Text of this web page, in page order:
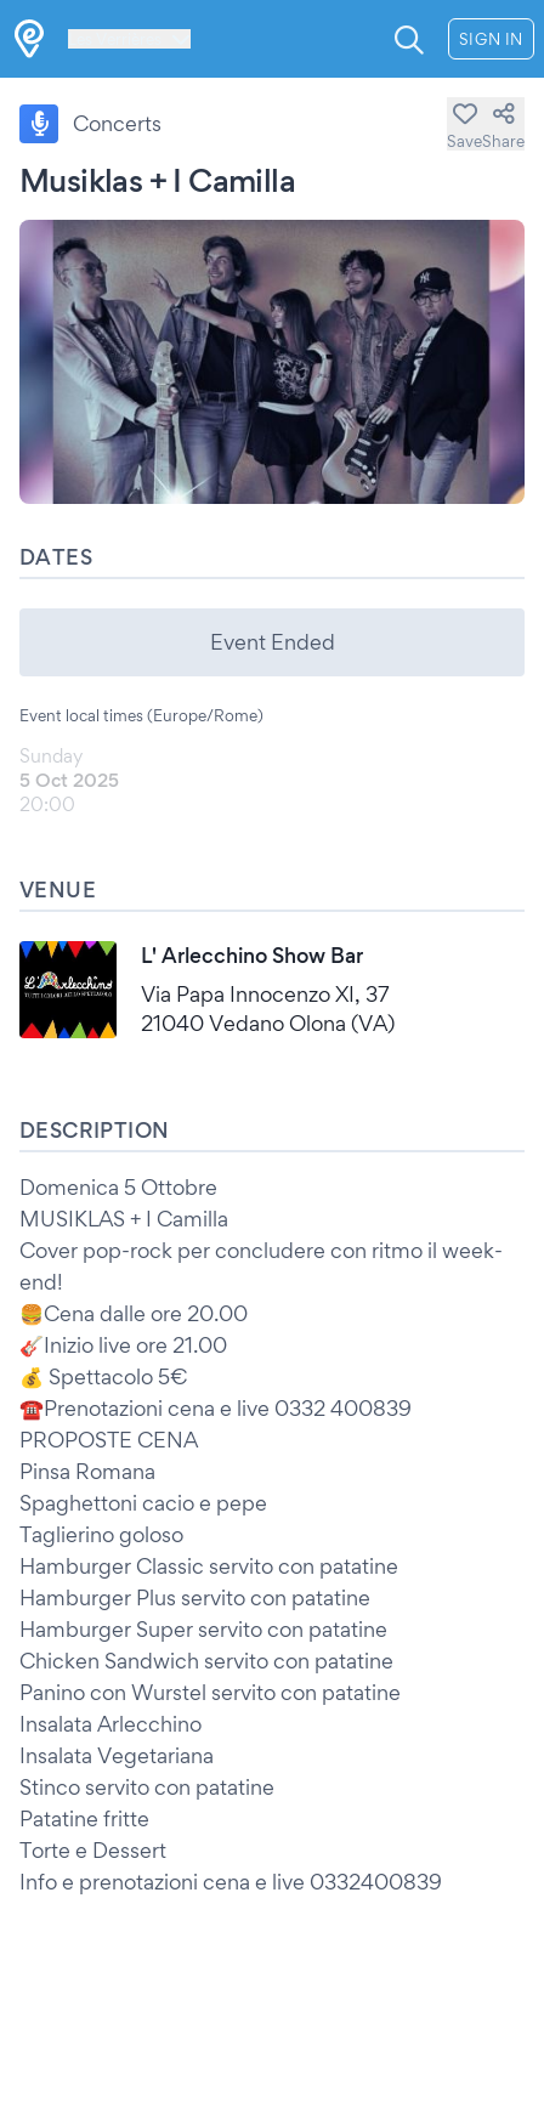
SIGN IN
Musiklas + I Camilla
Concerts
SaveShare
DATES
Event Ended
Event local times (Europe/Rome)
Sunday
5 Oct 2025
20:00
VENUE
L' Arlecchino Show Bar
Via Papa Innocenzo XI, 37
21040 Vedano Olona (VA)
DESCRIPTION
Domenica 5 Ottobre
MUSIKLAS + I Camilla
Cover pop-rock per concludere con ritmo il week-
end!
🍔Cena dalle ore 20.00
🎸Inizio live ore 21.00
💰 Spettacolo 5€
☎️Prenotazioni cena e live 0332 400839
PROPOSTE CENA
Pinsa Romana
Spaghettoni cacio e pepe
Taglierino goloso
Hamburger Classic servito con patatine
Hamburger Plus servito con patatine
Hamburger Super servito con patatine
Chicken Sandwich servito con patatine
Panino con Wurstel servito con patatine
Insalata Arlecchino
Insalata Vegetariana
Stinco servito con patatine
Patatine fritte
Torte e Dessert
Info e prenotazioni cena e live 0332400839